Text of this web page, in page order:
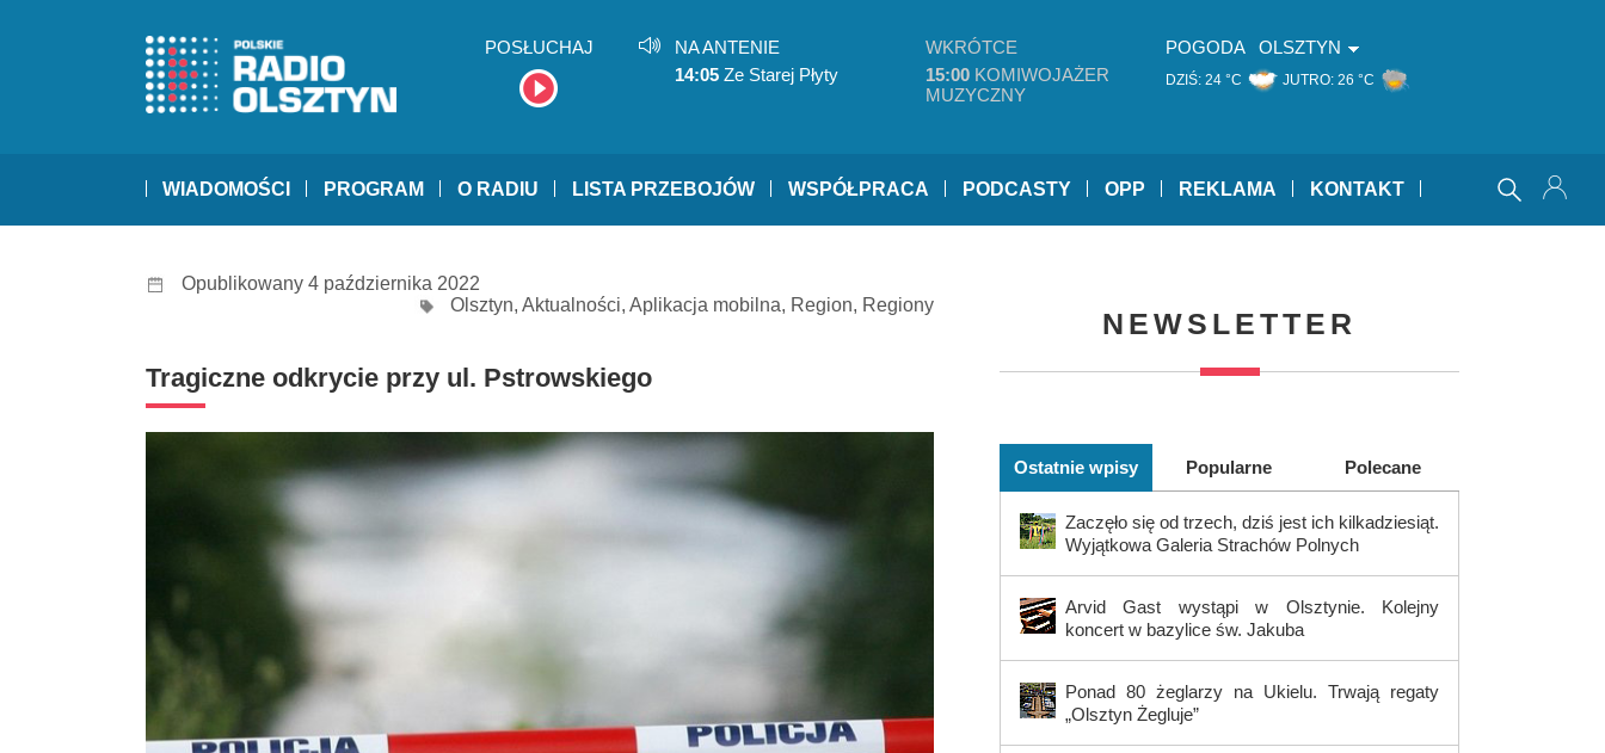
POSŁUCHAJ
NA ANTENIE
14:05 Ze Starej Płyty
WKRÓTCE
15:00 KOMIWOJAŻER
MUZYCZNY
POGODA OLSZTYN
DZIŚ: 24 °C JUTRO: 26 °C
WIADOMOŚCI PROGRAM O RADIU LISTA PRZEBOJÓW WSPÓŁPRACA PODCASTY OPP REKLAMA KONTAKT
Opublikowany 4 października 2022
Olsztyn, Aktualności, Aplikacja mobilna, Region, Regiony
Tragiczne odkrycie przy ul. Pstrowskiego
NEWSLETTER
Ostatnie wpisy Popularne Polecane
Zaczęło się od trzech, dziś jest ich kilkadziesiąt.
Wyjątkowa Galeria Strachów Polnych
Arvid Gast wystąpi w Olsztynie. Kolejny
koncert w bazylice św. Jakuba
Ponad 80 żeglarzy na Ukielu. Trwają regaty
„Olsztyn Żegluje”